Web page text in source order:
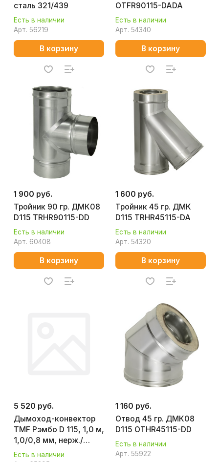
сталь 321/439
Есть в наличии
Арт. 56219
В корзину
OTFR90115-DADA
Есть в наличии
Арт. 54340
В корзину
1 900 руб.
Тройник 90 гр. ДМК08
D115 TRHR90115-DD
Есть в наличии
Арт. 60408
В корзину
1 600 руб.
Тройник 45 гр. ДМК
D115 TRHR45115-DA
Есть в наличии
Арт. 54320
В корзину
5 520 руб.
Дымоход-конвектор
TMF Рэмбо D 115, 1,0 м,
1,0/0,8 мм, нерж./
нерж. 5561902
Есть в наличии
1 160 руб.
Отвод 45 гр. ДМК08
D115 OTHR45115-DD
Есть в наличии
Арт. 55922